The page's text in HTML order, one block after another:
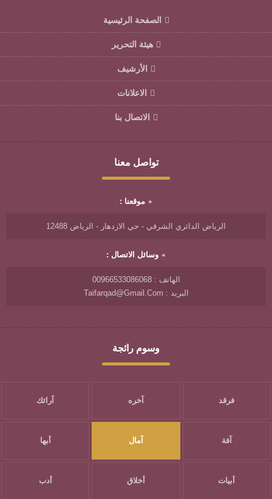
الصفحة الرئيسية
هيئة التحرير
الأرشيف
الاعلانات
الاتصال بنا
تواصل معنا
موقعنا :
الرياض الدائري الشرقي - حي الازدهار - الرياض 12488
وسائل الاتصال :
الهاتف : 00966533086068
البريد : Taifarqad@gmail.com
وسوم رائجة
فرقد آخره آرائك
آفة آمال أبها
أبيات أخلاق أدب